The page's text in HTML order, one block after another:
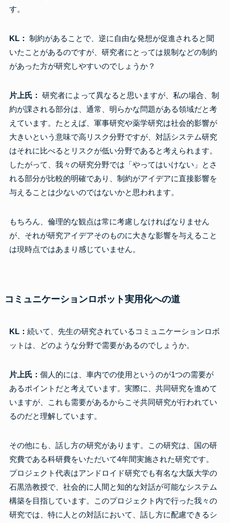
す。
KL： 制約があることで、逆に自由な発想が促進されると聞
いたことがあるのですが、研究者にとっては規制などの制約
があった方が研究しやすいのでしょうか？
片上氏： 研究者によって異なると思いますが、私の場合、制
約が課される部分は、通常、明らかな問題がある領域だと考
えています。たとえば、軍事研究や薬学研究は社会的影響が
大きいという意味で高リスク分野ですが、対話システム研究
はそれに比べるとリスクが低い分野であると考えられます。
したがって、我々の研究分野では「やってはいけない」とさ
れる部分が比較的明確であり、制約がアイデアに直接影響を
与えることは少ないのではないかと思われます。
もちろん、倫理的な観点は常に考慮しなければなりません
が、それが研究アイデアそのものに大きな影響を与えること
は現時点ではあまり感じていません。
コミュニケーションロボット実用化への道
KL： 続いて、先生の研究されているコミュニケーションロボ
ットは、どのような分野で需要があるのでしょうか。
片上氏： 個人的には、車内での使用というのが1つの需要が
あるポイントだと考えています。実際に、共同研究を進めて
いますが、これも需要があるからこそ共同研究が行われてい
るのだと理解しています。
その他にも、話し方の研究があります。この研究は、国の研
究費である科研費をいただいて4年間実施された研究です。
プロジェクト代表はアンドロイド研究でも有名な大阪大学の
石黒浩教授で、社会的に人間と知的な対話が可能なシステム
構築を目指しています。このプロジェクト内で行った我々の
研究では、特に人との対話において、話し方に配慮できるシ